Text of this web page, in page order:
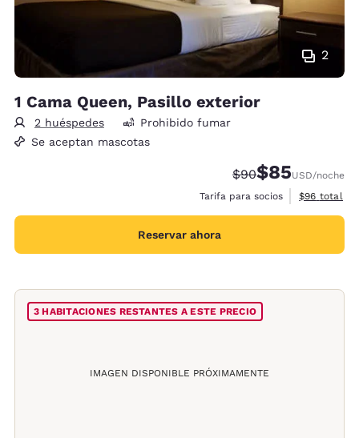
2
1 Cama Queen, Pasillo exterior
2 huéspedes
Prohibido fumar
Se aceptan mascotas
Precio tachado:
$90Precio con
$85USD/noche
Tarifa para socios
Ver
$96 total
Reservar ahora
IMAGEN DISPONIBLE PRÓXIMAMENTE
3 HABITACIONES RESTANTES A ESTE PRECIO